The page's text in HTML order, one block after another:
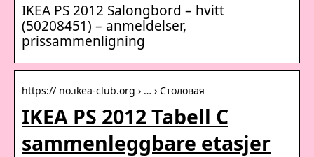
IKEA PS 2012 Salongbord – hvitt
(50208451) – anmeldelser,
prissammenligning
https:// no.ikea-club.org › … › Столовая
IKEA PS 2012 Tabell C
sammenleggbare etasjer